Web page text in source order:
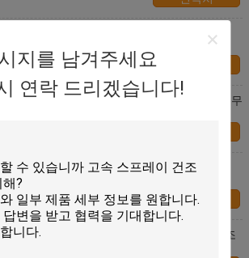
지를 남겨주세요
연락 드리겠습니다!
공업에서 약제에 있는 밀봉된 순환 살포 건조용
분말로 계란 액체 가공을 위해 산업 원심 분무
심 계란 분말 분사 건조기 고속 증기 난방
연락처
기업 SUS304 SUS316를 위한 분말 분사 건조